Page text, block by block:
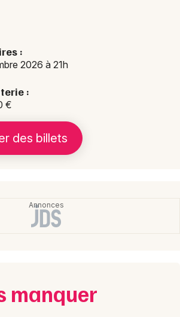
:
2026 à 21h
:
€
des billets
manquer